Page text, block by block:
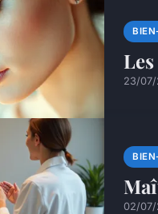
23/07/
02/07/